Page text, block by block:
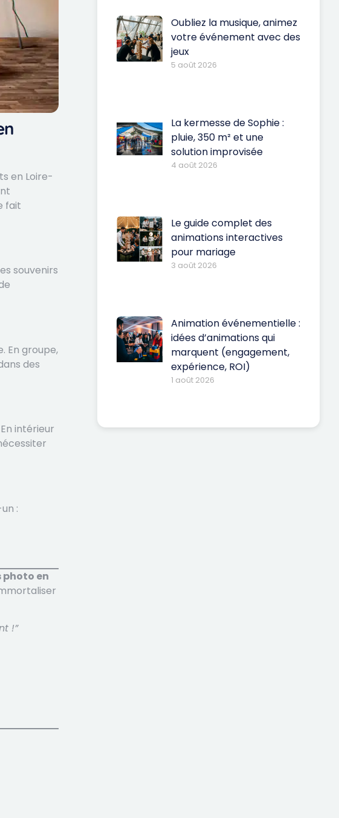
en Loire-
fait
souvenirs
En groupe,
des
intérieur
:
photo en
!”
Oubliez la musique, animez
votre événement avec des
jeux
5 août 2026
La kermesse de Sophie :
pluie, 350 m² et une
solution improvisée
4 août 2026
Le guide complet des
animations interactives
pour mariage
3 août 2026
Animation événementielle :
idées d’animations qui
marquent (engagement,
expérience, ROI)
1 août 2026